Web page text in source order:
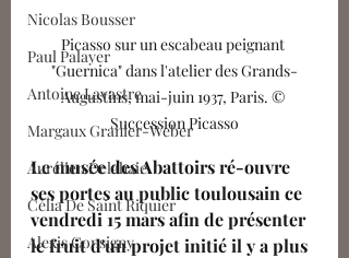
Nicolas Bousser
Paul Palayer
Antoine Lavastre
Margaux Granier-Weber
Aurélien Delahaie
Célia De Saint Riquier
Alexis Consigny
Picasso sur un escabeau peignant
"Guernica" dans l'atelier des Grands-
Augustins, mai-juin 1937, Paris. ©
Succession Picasso
Le musée des Abattoirs ré-ouvre
ses portes au public toulousain ce
vendredi 15 mars afin de présenter
le fruit d'un projet initié il y a plus